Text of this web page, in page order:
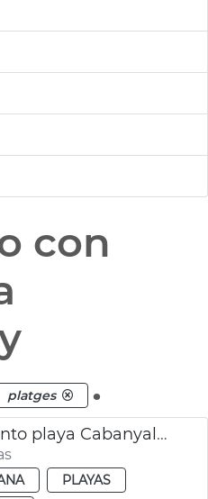
con
platges .
Simulacro salvamento playa Cabanyal València
PLAYAS